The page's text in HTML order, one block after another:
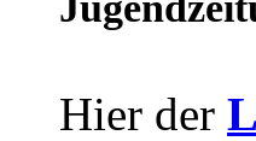
Hier der